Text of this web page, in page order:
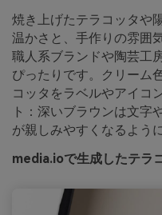
焼き上げたテラコッタや
温かさと、手作りの雰囲
職人系ブランドや陶芸工
ぴったりです。クリーム
コッタをラベルやアイコ
ト：深いブラウンは文字
が親しみやすくなるように
media.ioで生成したテラ